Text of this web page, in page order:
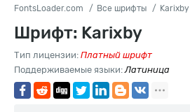
FontsLoader.com Все шрифты Karixby
Шрифт: Karixby
Тип лицензии: Платный шрифт
Поддерживаемые языки:Латиница